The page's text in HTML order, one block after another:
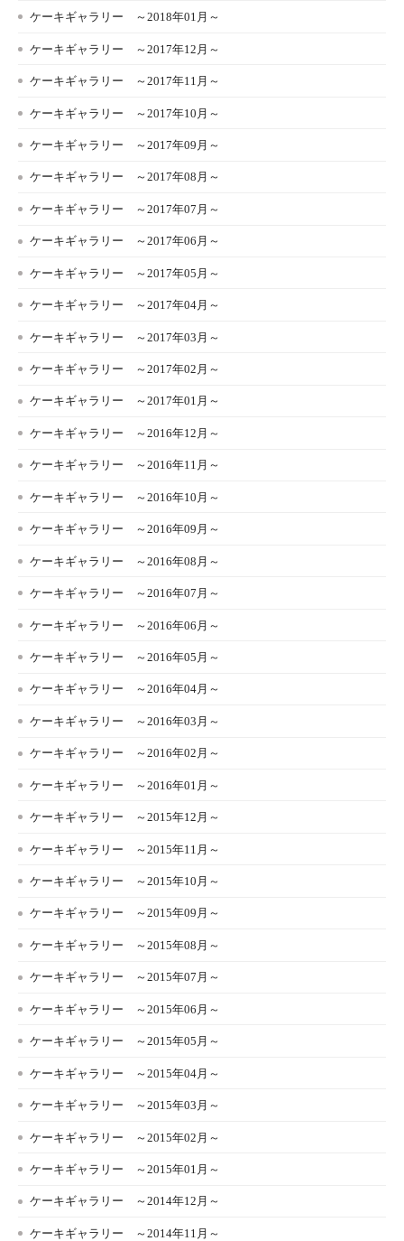
ケーキギャラリー ～2018年01月～
ケーキギャラリー ～2017年12月～
ケーキギャラリー ～2017年11月～
ケーキギャラリー ～2017年10月～
ケーキギャラリー ～2017年09月～
ケーキギャラリー ～2017年08月～
ケーキギャラリー ～2017年07月～
ケーキギャラリー ～2017年06月～
ケーキギャラリー ～2017年05月～
ケーキギャラリー ～2017年04月～
ケーキギャラリー ～2017年03月～
ケーキギャラリー ～2017年02月～
ケーキギャラリー ～2017年01月～
ケーキギャラリー ～2016年12月～
ケーキギャラリー ～2016年11月～
ケーキギャラリー ～2016年10月～
ケーキギャラリー ～2016年09月～
ケーキギャラリー ～2016年08月～
ケーキギャラリー ～2016年07月～
ケーキギャラリー ～2016年06月～
ケーキギャラリー ～2016年05月～
ケーキギャラリー ～2016年04月～
ケーキギャラリー ～2016年03月～
ケーキギャラリー ～2016年02月～
ケーキギャラリー ～2016年01月～
ケーキギャラリー ～2015年12月～
ケーキギャラリー ～2015年11月～
ケーキギャラリー ～2015年10月～
ケーキギャラリー ～2015年09月～
ケーキギャラリー ～2015年08月～
ケーキギャラリー ～2015年07月～
ケーキギャラリー ～2015年06月～
ケーキギャラリー ～2015年05月～
ケーキギャラリー ～2015年04月～
ケーキギャラリー ～2015年03月～
ケーキギャラリー ～2015年02月～
ケーキギャラリー ～2015年01月～
ケーキギャラリー ～2014年12月～
ケーキギャラリー ～2014年11月～